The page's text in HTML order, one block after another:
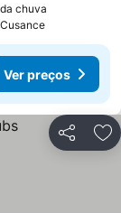
chuva
Ver preços
Partilhar